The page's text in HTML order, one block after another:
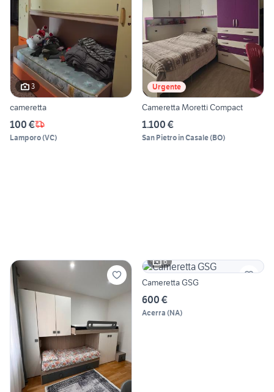
3
cameretta
100 €
Lamporo(VC)
Urgente
Cameretta Moretti Compact
1.100 €
San Pietro in Casale(BO)
6
Cameretta GSG
600 €
Acerra (NA)